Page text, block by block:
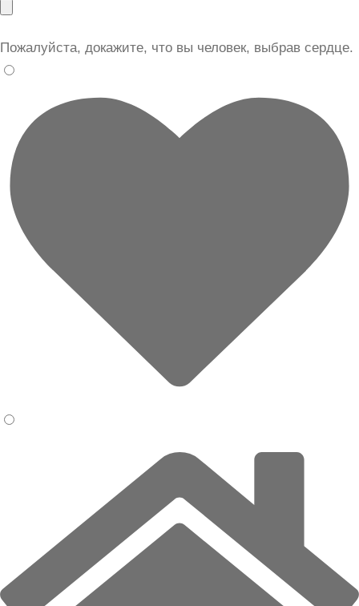
Пожалуйста, докажите, что вы человек, выбрав сердце.